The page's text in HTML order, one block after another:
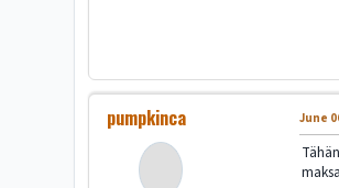
pumpkinca June